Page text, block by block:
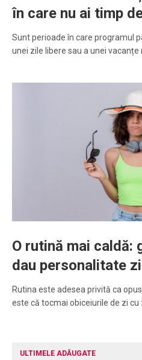
în care nu ai timp
Sunt perioade în care programul
unei zile libere sau a unei vacanțe
O rutină mai caldă:
dau personalitate
Rutina este adesea privită ca
este că tocmai obiceiurile de zi cu
ULTIMELE ADĂUGATE